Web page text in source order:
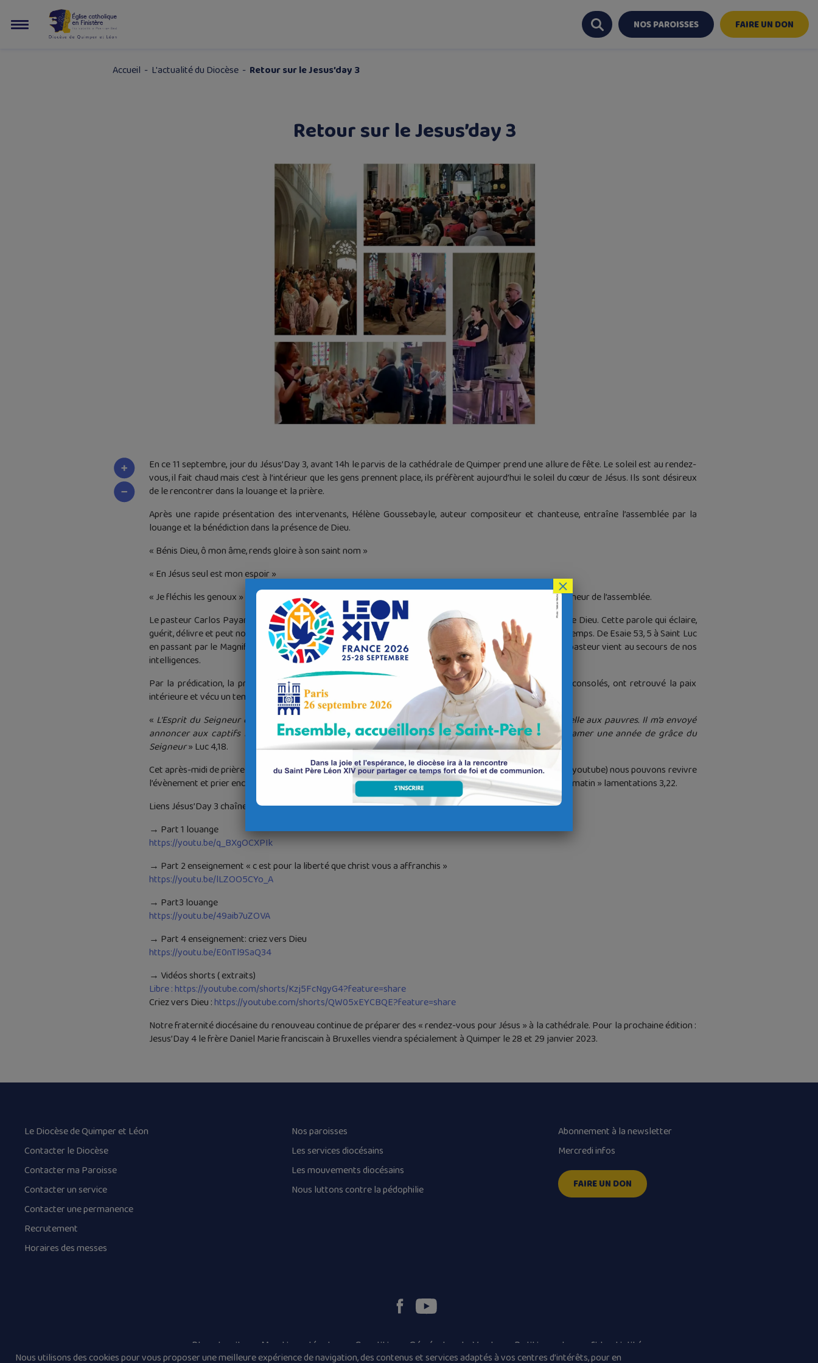
NOS PAROISSES FAIRE UN DON
Accueil - L'actualité du Diocèse- Retour sur le Jesus’day 3
Retour sur le Jesus’day 3
En ce 11 septembre, jour du Jésus’Day 3, avant 14h le parvis de la cathédrale de Quimper prend une allure de fête. Le soleil est au rendez-
vous, il fait chaud mais c’est à l’intérieur que les gens prennent place, ils préfèrent aujourd’hui le soleil du cœur de Jésus. Ils sont désireux
de le rencontrer dans la louange et la prière.
Après une rapide présentation des intervenants, Hélène Goussebayle, auteur compositeur et chanteuse, entraîne l’assemblée par la
louange et la bénédiction dans la présence de Dieu.
« Bénis Dieu, ô mon âme, rends gloire à son saint nom »
« En Jésus seul est mon espoir »
« Je fléchis les genoux » …. Hélène est passionnée par la louange celtique ! cette fois c’est pour le grand bonheur de l’assemblée.
Le pasteur Carlos Payan dans sa prédication a insisté avec force et humour sur la richesse de la parole de Dieu. Cette parole qui éclaire,
guérit, délivre et peut nous faire sortir de situations angoissantes qui paralysent nos vies depuis trop longtemps. De Esaie 53, 5 à Saint Luc
en passant par le Magnificat de Marie, la foi de l’aveugle Bartimée et la prière des disciples Actes 4,30. Le pasteur vient au secours de nos
intelligences.
Par la prédication, la présence de l’Esprit Saint et la prière des frères, beaucoup ont été réconfortés, consolés, ont retrouvé la paix
intérieure et vécu un temps de grâces.
« L’Esprit du Seigneur est sur moi parce qu’il m’a consacré par l’onction, pour porter la bonne nouvelle aux pauvres. Il m’a envoyé
annoncer aux captifs la délivrance et aux aveugles la vue, renvoyer en liberté les opprimés, proclamer une année de grâce du
Seigneur» Luc 4,18.
Cet après-midi de prière fervente a passé très vite mais grâce à Yann Le Goff et sa chaîne « Dieu Sauve » (youtube) nous pouvons revivre
l’évènement et prier encore car « les bontés du Seigneur ne sont pas épuisées, elles se renouvèlent chaque matin » lamentations 3,22.
Liens Jésus’Day 3 chaîne Dieu Sauve :
→ Part 1 louange
https://youtu.be/q_BXgOCXPIk
→ Part 2 enseignement « c est pour la liberté que christ vous a affranchis »
https://youtu.be/lLZOO5CYo_A
→ Part3 louange
https://youtu.be/49aib7uZOVA
→ Part 4 enseignement: criez vers Dieu
https://youtu.be/E0nTl9SaQ34
→ Vidéos shorts ( extraits)
Libre : https://youtube.com/shorts/Kzj5FcNgyG4?feature=share
Criez vers Dieu :https://youtube.com/shorts/QW05xEYCBQE?feature=share
Notre fraternité diocésaine du renouveau continue de préparer des « rendez-vous pour Jésus » à la cathédrale. Pour la prochaine édition :
Jesus’Day 4 le frère Daniel Marie franciscain à Bruxelles viendra spécialement à Quimper le 28 et 29 janvier 2023.
Le Diocèse de Quimper et Léon
Contacter le Diocèse
Contacter ma Paroisse
Contacter un service
Contacter une permanence
Recrutement
Horaires des messes
Nos paroisses
Les services diocésains
Les mouvements diocésains
Nous luttons contre la pédophilie
Abonnement à la newsletter
Mercredi infos
FAIRE UN DON
Plan du site Mentions légales Conditions Générales de Vente Politique de confidentialité
×
Nous utilisons des cookies pour vous proposer une meilleure expérience de navigation, des contenus et services adaptés à vos centres d’intérêts, pour en